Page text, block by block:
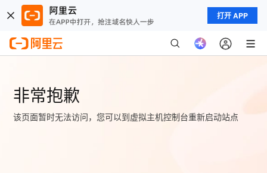
打开 APP
非常抱歉
该页面暂时无法访问，您可以到虚拟主机控制台重新启动站点